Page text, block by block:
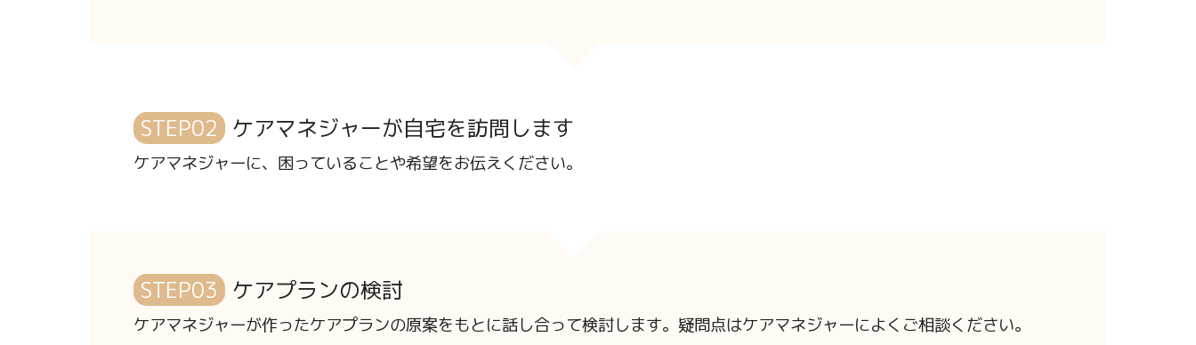
STEP02 ケアマネジャーが自宅を訪問します
ケアマネジャーに、困っていることや希望をお伝えください。
STEP03 ケアプランの検討
ケアマネジャーが作ったケアプランの原案をもとに話し合って検討します。疑問点はケアマネジャーによくご相談ください。